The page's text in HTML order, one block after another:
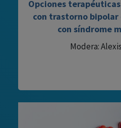
Opciones
con trastorno
con síndrome
Modera: